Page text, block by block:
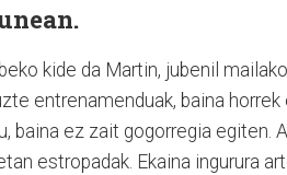
kide da Martin, jubenil
entrenamenduak, baina
baina ez zait gogorregia egiten.
estropadak. Ekaina ingurura